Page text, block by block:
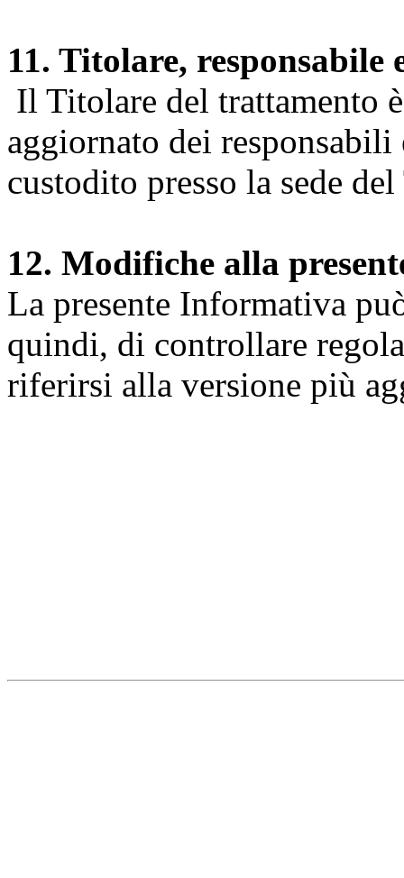
11. Titolare, responsabile
Il Titolare del trattamento
aggiornato dei
custodito presso la sede
12. Modifiche alla
La presente Informativa
quindi, di controllare
riferirsi alla versione più